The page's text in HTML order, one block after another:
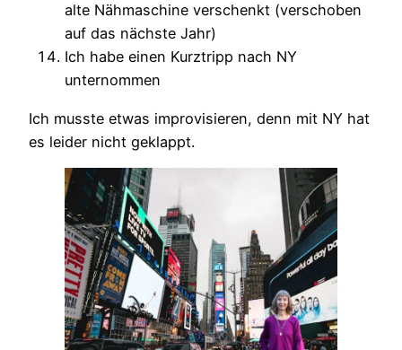
alte Nähmaschine verschenkt (verschoben
auf das nächste Jahr)
Ich habe einen Kurztripp nach NY
unternommen
Ich musste etwas improvisieren, denn mit NY hat
es leider nicht geklappt.